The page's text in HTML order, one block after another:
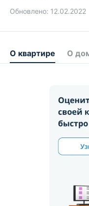
Обновлено: 12.02.2022
О квартире О